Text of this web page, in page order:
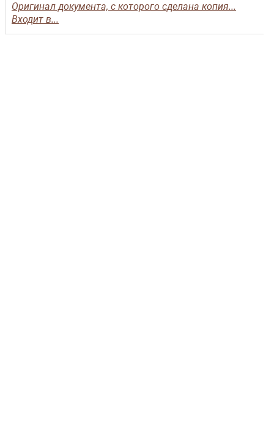
Оригинал документа, с которого сделана копия...
Входит в...